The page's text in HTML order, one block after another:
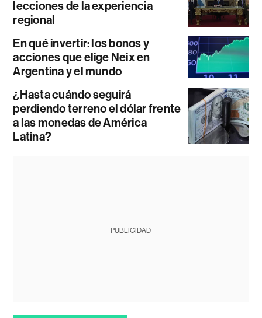
lecciones de la experiencia
regional
En qué invertir: los bonos y
acciones que elige Neix en
Argentina y el mundo
¿Hasta cuándo seguirá
perdiendo terreno el dólar frente
a las monedas de América
Latina?
PUBLICIDAD